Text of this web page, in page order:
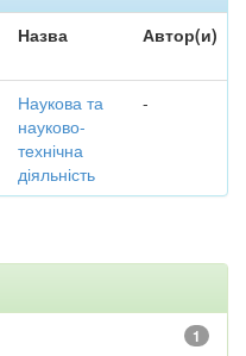
Назва Автор(и)
Наукова та
науково-
технічна
діяльність
-
1